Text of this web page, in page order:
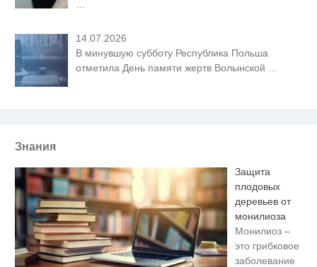
14.07.2026
В минувшую субботу Республика Польша
отметила День памяти жертв Волынской
Знания
Защита
плодовых
деревьев от
монилиоза
Монилиоз –
это грибковое
заболевание